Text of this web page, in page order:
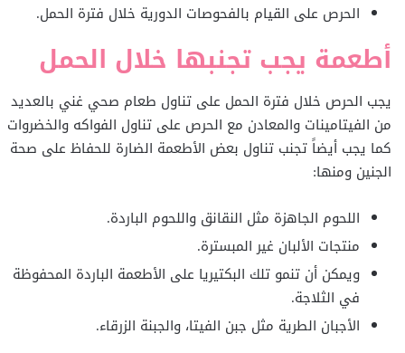
الحرص على القيام بالفحوصات الدورية خلال فترة الحمل.
أطعمة يجب تجنبها خلال الحمل
يجب الحرص خلال فترة الحمل على تناول طعام صحي غني بالعديد
من الفيتامينات والمعادن مع الحرص على تناول الفواكه والخضروات
كما يجب أيضاً تجنب تناول بعض الأطعمة الضارة للحفاظ على صحة
الجنين ومنها:
اللحوم الجاهزة مثل النقانق واللحوم الباردة.
منتجات الألبان غير المبسترة.
ويمكن أن تنمو تلك البكتيريا على الأطعمة الباردة المحفوظة
في الثلاجة.
الأجبان الطرية مثل جبن الفيتا، والجبنة الزرقاء.